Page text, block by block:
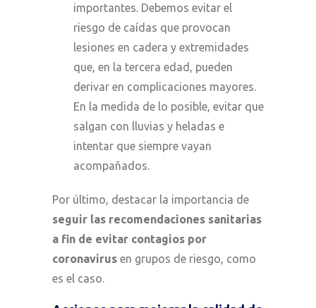
importantes. Debemos evitar el
riesgo de caídas que provocan
lesiones en cadera y extremidades
que, en la tercera edad, pueden
derivar en complicaciones mayores.
En la medida de lo posible, evitar que
salgan con lluvias y heladas e
intentar que siempre vayan
acompañados.
Por último, destacar la importancia de
seguir las recomendaciones sanitarias
a fin de evitar contagios por
coronavirus en grupos de riesgo, como
es el caso.